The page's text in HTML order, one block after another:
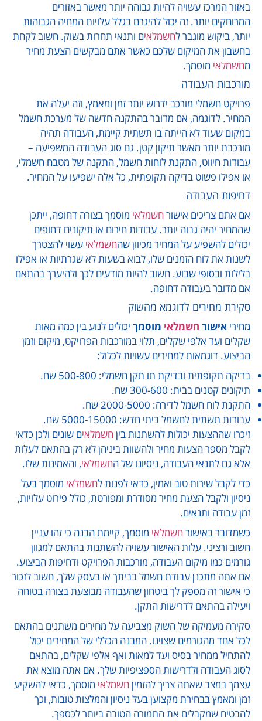
באזור המרכז עשויה להיות גבוהה יותר מאשר באזורים
המרוחקים יותר. זה יכול להיגרם בגלל עלויות המחיה הגבוהות
יותר, ביקוש מוגבר לחשמלאים ותנאי תחרות בשוק. חשוב לקחת
בחשבון את המיקום שלכם כאשר אתם מבקשים הצעת מחיר
מחשמלאימוסמך.
מורכבות העבודה
פרויקט חשמלי מורכב ידרוש יותר זמן ומאמץ, וזה יעלה את
המחיר. לדוגמה, אם מדובר בהתקנה חדשה של מערכת חשמל
במקום שעוד לא הייתה בו תשתית קיימת, העבודה תהיה
מורכבת יותר מאשר תיקון קטן. גם סוג העבודה המשפיעה –
עבודות חיווט, התקנת לוחות חשמל, התקנה של מטבח חשמלי,
או אפילו פשוט בדיקה תקופתית, כל אלה ישפיעו על המחיר.
דחיפות העבודה
אם אתם צריכים אישורחשמלאימוסמך בצורה דחופה, ייתכן
שהמחיר יהיה גבוה יותר. עבודות חירום או תיקונים דחופים
יכולים להשפיע על המחיר מכיוון שהחשמלאיעשוי להצטרך
לשנות את לוח הזמנים שלו, לבוא בשעות לא שגרתיות או אפילו
בלילות ובסופי שבוע. חשוב להיות מודעים לכך ולהיערך בהתאם
אם מדובר בעבודה דחופה.
סקירת מחירים לדוגמא מהשוק
מחירי אישור חשמלאימוסמךיכולים לנוע בין כמה מאות
שקלים ועד אלפי שקלים, תלוי במורכבות הפרויקט, מיקום וזמן
הביצוע. דוגמאות למחירים עשויות לכלול:
בדיקה תקופתית ובדיקת תו תקן חשמלי: 500-800 שח.
תיקונים קטנים בבית: 300-600 שח.
התקנת לוח חשמל לדירה: 2000-5000 שח.
עבודות תשתית לחשמל ביתי חדש: 5000-15000 שח.
זיכרו שההצעות יכולות להשתנות ביןחשמלאים שונים ולכן כדאי
לקבל מספר הצעות מחיר ולהשוות ביניהן לא רק בהתאם לעלות
אלא גם לתנאי העבודה, ניסיונו של החשמלאי, והאמינות שלו.
כדי לקבל שירות טוב ואמין, כדאי לפנות לחשמלאימוסמך בעל
ניסיון ולקבל הצעת מחיר מסודרת ומפורטת, כולל פירוט עלויות,
זמן עבודה ותנאים.
כשמדובר באישורחשמלאימוסמך, קיימת הבנה כי זהו עניין
חשוב ורציני. עלות האישור עשויה להשתנות בהתאם למגוון
גורמים כמו מיקום העבודה, מורכבות הפרויקט ודחיפות הביצוע.
אם אתה מתכנן עבודת חשמל בביתך או בעסק שלך, חשוב לזכור
כי אישור זה מספק לך ביטחון שהעבודה מבוצעת בצורה בטוחה
ויעילה בהתאם לדרישות התקן.
סקירה מעמיקה של השוק מצביעה על מחירים משתנים בהתאם
לכל אחד מהגורמים שצוינו. המבנה הכללי של המחירים יכול
להתחיל ממחיר בסיס ועד למאות ואף אלפי שקלים, בהתאם
לסוג העבודה ולדרישות הספציפיות שלך. אם אתה מוצא את
עצמך במצב שאתה צריך להזמיןחשמלאימוסמך, כדאי להשקיע
זמן ומאמץ בבחירת מקצוען בעל ניסיון והמלצות טובות, וכך
להבטיח שמקבלים את התמורה הטובה ביותר לכספך.